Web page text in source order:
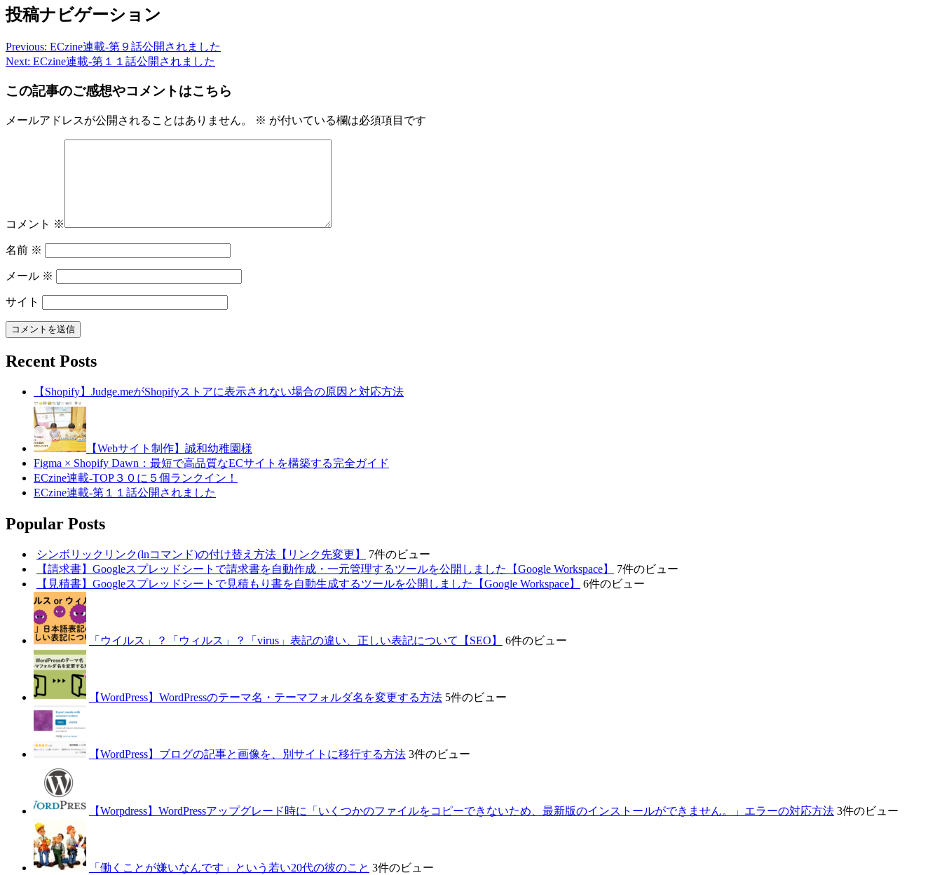
投稿ナビゲーション
Previous: ECzine連載-第９話公開されました
Next: ECzine連載-第１１話公開されました
この記事のご感想やコメントはこちら
メールアドレスが公開されることはありません。 ※ が付いている欄は必須項目です
コメント ※
名前 ※
メール ※
サイト
Recent Posts
【Shopify】Judge.meがShopifyストアに表示されない場合の原因と対応方法
【Webサイト制作】誠和幼稚園様
Figma × Shopify Dawn：最短で高品質なECサイトを構築する完全ガイド
ECzine連載-TOP３０に５個ランクイン！
ECzine連載-第１１話公開されました
Popular Posts
シンボリックリンク(lnコマンド)の付け替え方法【リンク先変更】
7件のビュー
【請求書】Googleスプレッドシートで請求書を自動作成・一元管理するツールを公開しました【Google Workspace】
7件のビュー
【見積書】Googleスプレッドシートで見積もり書を自動生成するツールを公開しました【Google Workspace】
6件のビュー
「ウイルス」？「ウィルス」？「virus」表記の違い、正しい表記について【SEO】 6件のビュー
【WordPress】WordPressのテーマ名・テーマフォルダ名を変更する方法 5件のビュー
【WordPress】ブログの記事と画像を、別サイトに移行する方法 3件のビュー
【Worpdress】WordPressアップグレード時に「いくつかのファイルをコピーできないため、最新版のインストールができません。」エラーの対応方法 3件のビュー
「働くことが嫌いなんです」という若い20代の彼のこと 3件のビュー